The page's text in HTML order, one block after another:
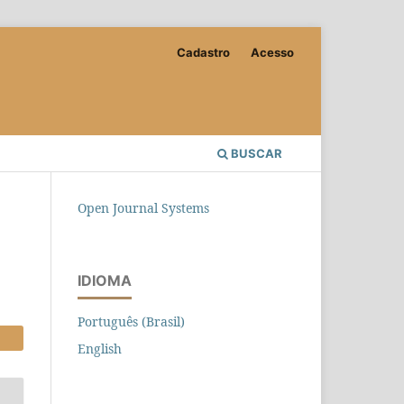
BUSCAR
Cadastro Acesso
Open Journal Systems
IDIOMA
Português (Brasil)
English